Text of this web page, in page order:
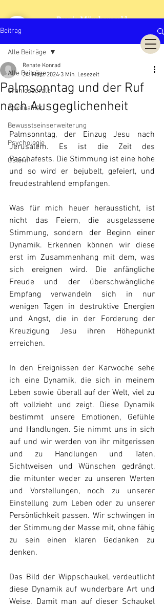
Praxis Märchenwald
Beitrag
Alle Beiträge
Craniosacrale
Spiritualität
Bewusstseinserweiterung
Psychologie
Ostern
Alle Beiträge
Palmsonntag und der Ruf
nach Ausgeglichenheit
Renate Konrad
24. März 2024 3 Min. Lesezeit
Palmsonntag, der Einzug Jesu nach
Jerusalem. Es ist die Zeit des
Paschafests. Die Stimmung ist eine hohe
und so wird er bejubelt, gefeiert, und
freudestrahlend empfangen.
Was für mich heuer heraussticht, ist
nicht das Feiern, die ausgelassene
Stimmung, sondern der Beginn einer
Dynamik. Erkennen können wir diese
erst im Zusammenhang mit dem, was
sich ereignen wird. Die anfängliche
Freude und der überschwängliche
Empfang verwandeln sich in nur
wenigen Tagen in destruktive Energien
und Angst, die in der Forderung der
Kreuzigung Jesu ihren Höhepunkt
erreichen.
In den Ereignissen der Karwoche sehe
ich eine Dynamik, die sich in meinem
Leben sowie überall auf der Welt, viel zu
oft vollzieht und zeigt. Diese Dynamik
bestimmt unsere Emotionen, Gefühle
und Handlungen. Sie nimmt uns in sich
auf und wir werden von ihr mitgerissen
und zu Handlungen und Taten,
Sichtweisen und Wünschen gedrängt,
die mitunter weder zu unseren Werten
und Vorstellungen, noch zu unserer
Einstellung zum Leben oder zu unserer
Persönlichkeit passen. Wir schwingen in
der Stimmung der Masse mit, ohne fähig
zu sein einen klaren Gedanken zu
denken.
Das Bild der Wippschaukel, verdeutlicht
diese Dynamik auf wunderbare Art und
Weise. Damit man auf dieser Schaukel